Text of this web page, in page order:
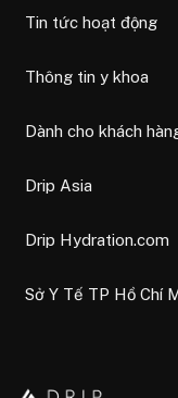
Tin tức hoạt động
Thông tin y khoa
Dành cho khách
Drip Asia
Drip Hydration.com
Sở Y Tế TP Hồ Chí